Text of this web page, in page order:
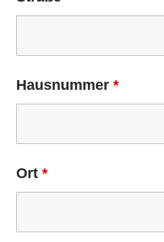
Hausnummer *
Ort *